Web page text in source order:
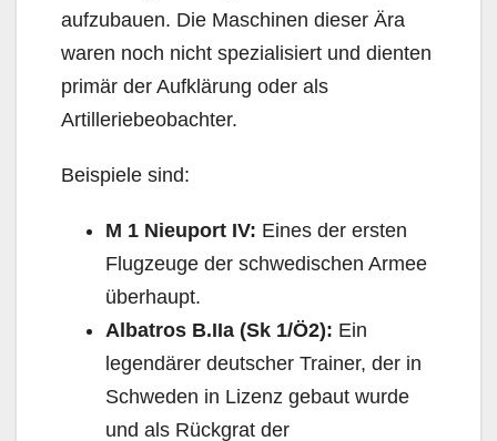
aufzubauen. Die Maschinen dieser Ära
waren noch nicht spezialisiert und dienten
primär der Aufklärung oder als
Artilleriebeobachter.
Beispiele sind:
M 1 Nieuport IV: Eines der ersten
Flugzeuge der schwedischen Armee
überhaupt.
Albatros B.IIa (Sk 1/Ö2): Ein
legendärer deutscher Trainer, der in
Schweden in Lizenz gebaut wurde
und als Rückgrat der